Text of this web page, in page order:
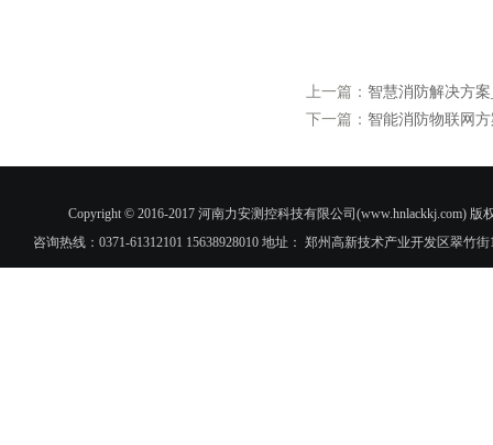
上一篇： 智慧消防解决方
下一篇： 智能消防物联网
Copyright © 2016-2017 河南力安测控科技有限公司(www.hnlackkj.com)
咨询热线：0371-61312101 15638928010 地址： 郑州高新技术产业开发区翠竹